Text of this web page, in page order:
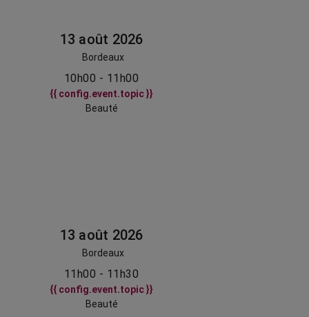
13 août 2026
Bordeaux
10h00 - 11h00
{{ config.event.topic }}
Beauté
13 août 2026
Bordeaux
11h00 - 11h30
{{ config.event.topic }}
Beauté